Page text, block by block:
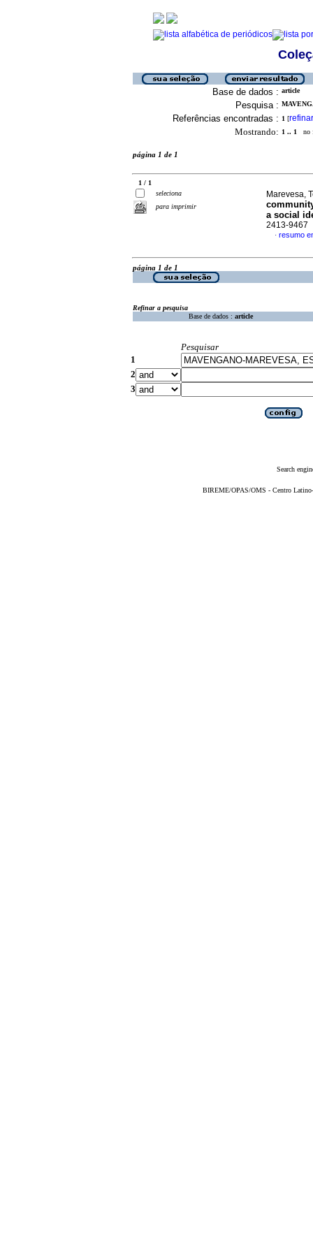
Base de dados : article
Pesquisa :
Referências encontradas : 1 [refinar
Mostrando: 1 .. 1 no
página 1 de 1
1 / 1
seleciona
para imprimir
Marevesa,
a social
2413-9467
· resumo
página 1 de 1
Refinar a pesquisa
Base de dados : article
Pesquisar
1
2
3
Search
BIREME/OPAS/OMS - Centro Latino-